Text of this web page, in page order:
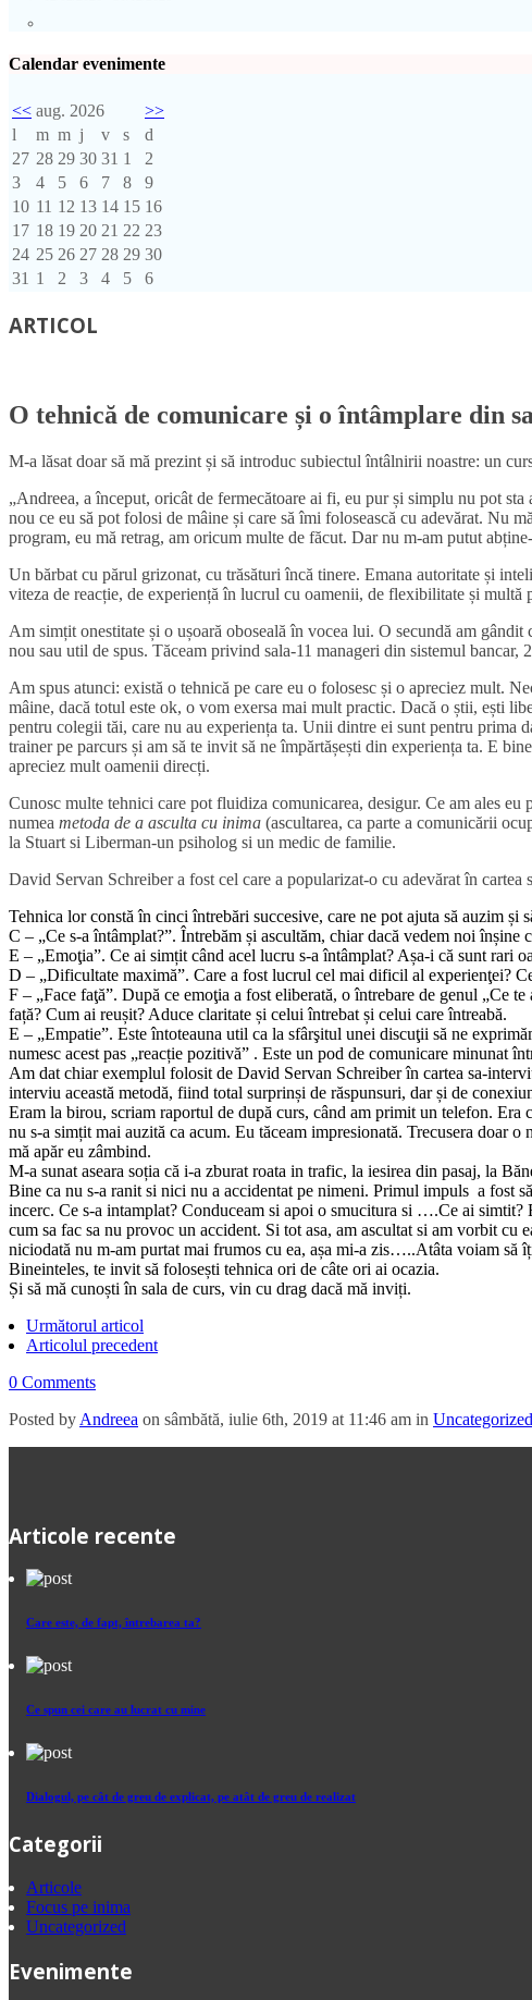
Calendar evenimente
<< aug. 2026
>>
l
m m j v s
d
27 28 29 30 31 1
2
3
4 5 6 7 8
9
10 11 12 13 14 15 16
17 18 19 20 21 22 23
24 25 26 27 28 29 30
31 1 2 3 4 5 6
ARTICOL
O tehnică de comunicare și o întâmplare din
M-a lăsat doar să mă prezint și să introduc subiectul întâlnirii noastre: un
„Andreea, a început, oricât de fermecătoare ai fi, eu pur și simplu nu pot
nou ce eu să pot folosi de mâine și care să îmi folosească cu adevărat. Nu
program, eu mă retrag, am oricum multe de făcut. Dar nu m-am putut
Un bărbat cu părul grizonat, cu trăsături încă tinere. Emana autoritate și
viteza de reacție, de experiență în lucrul cu oamenii, de flexibilitate și
Am simțit onestitate și o ușoară oboseală în vocea lui. O secundă am
nou sau util de spus. Tăceam privind sala-11 manageri din sistemul
Am spus atunci: există o tehnică pe care eu o folosesc și o apreciez mult.
mâine, dacă totul este ok, o vom exersa mai mult practic. Dacă o știi, ești
pentru colegii tăi, care nu au experiența ta. Unii dintre ei sunt pentru prima
trainer pe parcurs și am să te invit să ne împărtășești din experiența ta. E
apreciez mult oamenii direcți.
Cunosc multe tehnici care pot fluidiza comunicarea, desigur. Ce am ales
numea metoda de a asculta cu inima (ascultarea, ca parte a comunicării
la Stuart si Liberman-un psiholog si un medic de familie.
David Servan Schreiber a fost cel care a popularizat-o cu adevărat în cartea
Tehnica lor constă în cinci întrebări succesive, care ne pot ajuta să auzim și
C – „Ce s-a întâmplat?”. Întrebăm și ascultăm, chiar dacă vedem noi
E – „Emoţia”. Ce ai simțit când acel lucru s-a întâmplat? Așa-i că sunt rari
D – „Dificultate maximă”. Care a fost lucrul cel mai dificil al experienţei?
F – „Face faţă”. După ce emoţia a fost eliberată, o întrebare de genul „Ce
față? Cum ai reușit? Aduce claritate și celui întrebat și celui care întreabă.
E – „Empatie”. Este întoteauna util ca la sfârşitul unei discuţii să ne
numesc acest pas „reacție pozitivă” . Este un pod de comunicare minunat
Am dat chiar exemplul folosit de David Servan Schreiber în cartea sa-
interviu această metodă, fiind total surprinși de răspunsuri, dar și de
Eram la birou, scriam raportul de după curs, când am primit un telefon.
nu s-a simțit mai auzită ca acum. Eu tăceam impresionată. Trecusera doar
mă apăr eu zâmbind.
M-a sunat aseara soția că i-a zburat roata in trafic, la iesirea din pasaj, la
Bine ca nu s-a ranit si nici nu a accidentat pe nimeni. Primul impuls a fost
incerc. Ce s-a intamplat? Conduceam si apoi o smucitura si ….Ce ai
cum sa fac sa nu provoc un accident. Si tot asa, am ascultat si am vorbit
niciodată nu m-am purtat mai frumos cu ea, așa mi-a zis…..Atâta voiam să
Bineinteles, te invit să folosești tehnica ori de câte ori ai ocazia.
Și să mă cunoști în sala de curs, vin cu drag dacă mă inviți.
Următorul articol
Articolul precedent
0 Comments
Posted by Andreea on sâmbătă, iulie 6th, 2019 at 11:46 am in Uncategorized
Articole recente
Care este, de fapt, întrebarea ta?
Ce spun cei care au lucrat cu mine
Dialogul, pe cât de greu de explicat, pe atât de greu de realizat
Categorii
Articole
Focus pe inima
Uncategorized
Evenimente